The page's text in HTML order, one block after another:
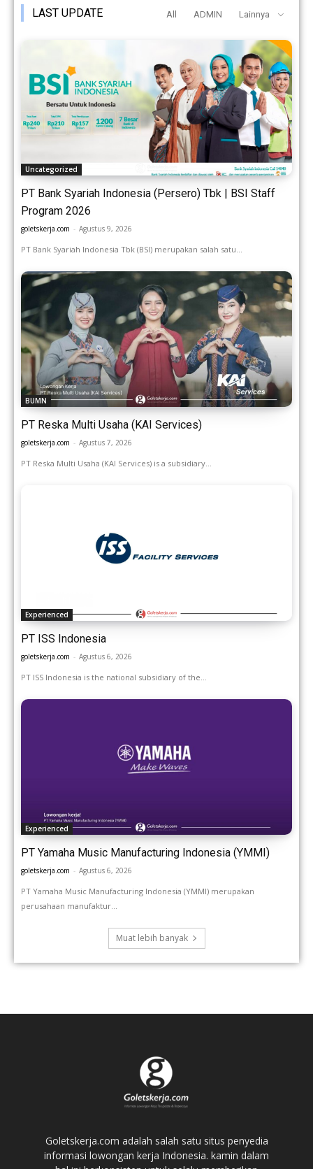
LAST UPDATE All ADMIN Lainnya
Uncategorized
PT Bank Syariah Indonesia (Persero) Tbk | BSI Staff
Program 2026
goletskerja.com - Agustus 9, 2026
PT Bank Syariah Indonesia Tbk (BSI) merupakan salah satu...
BUMN
PT Reska Multi Usaha (KAI Services)
goletskerja.com - Agustus 7, 2026
PT Reska Multi Usaha (KAI Services) is a subsidiary...
Experienced
PT ISS Indonesia
goletskerja.com - Agustus 6, 2026
PT ISS Indonesia is the national subsidiary of the...
Experienced
PT Yamaha Music Manufacturing Indonesia (YMMI)
goletskerja.com - Agustus 6, 2026
PT Yamaha Music Manufacturing Indonesia (YMMI) merupakan
perusahaan manufaktur...
Muat lebih banyak
Goletskerja.com adalah salah satu situs penyedia
informasi lowongan kerja Indonesia. kamin dalam